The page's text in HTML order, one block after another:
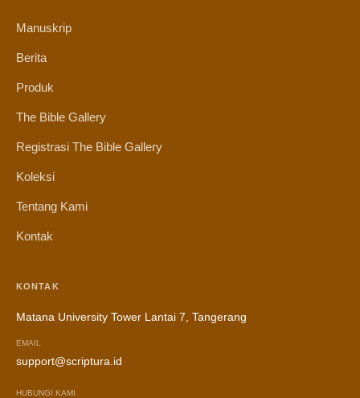
Manuskrip
Berita
Produk
The Bible Gallery
Registrasi The Bible Gallery
Koleksi
Tentang Kami
Kontak
KONTAK
Matana University Tower Lantai 7, Tangerang
EMAIL
support@scriptura.id
HUBUNGI KAMI